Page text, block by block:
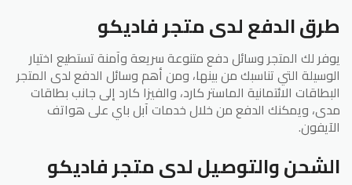
طرق الدفع لدى متجر فاديكو
يوفر لك المتجر وسائل دفع متنوعة سريعة وآمنة تستطيع اختيار
الوسيلة التي تناسبك من بينها، ومن أهم وسائل الدفع لدى المتجر
البطاقات الائتمانية الماستر كارد، والفيزا كارد إلى جانب بطاقات
مدى، ويمكنك الدفع من خلال خدمات آبل باي على هواتف
الآيفون.
الشحن والتوصيل لدى متجر فاديكو